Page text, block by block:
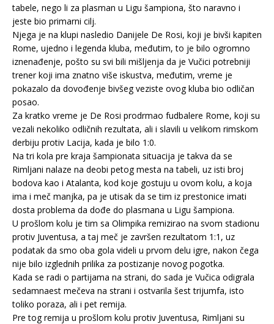
tabele, nego li za plasman u Ligu šampiona, što naravno i
jeste bio primarni cilj.
Njega je na klupi nasledio Danijele De Rosi, koji je bivši kapiten
Rome, ujedno i legenda kluba, međutim, to je bilo ogromno
iznenađenje, pošto su svi bili mišljenja da je Vučici potrebniji
trener koji ima znatno više iskustva, međutim, vreme je
pokazalo da dovođenje bivšeg veziste ovog kluba bio odličan
posao.
Za kratko vreme je De Rosi prodrmao fudbalere Rome, koji su
vezali nekoliko odličnih rezultata, ali i slavili u velikom rimskom
derbiju protiv Lacija, kada je bilo 1:0.
Na tri kola pre kraja šampionata situacija je takva da se
Rimljani nalaze na deobi petog mesta na tabeli, uz isti broj
bodova kao i Atalanta, kod koje gostuju u ovom kolu, a koja
ima i meč manjka, pa je utisak da se tim iz prestonice imati
dosta problema da dođe do plasmana u Ligu šampiona.
U prošlom kolu je tim sa Olimpika remizirao na svom stadionu
protiv Juventusa, a taj meč je završen rezultatom 1:1, uz
podatak da smo oba gola videli u prvom delu igre, nakon čega
nije bilo izglednih prilika za postizanje novog pogotka.
Kada se radi o partijama na strani, do sada je Vučica odigrala
sedamnaest mečeva na strani i ostvarila šest trijumfa, isto
toliko poraza, ali i pet remija.
Pre tog remija u prošlom kolu protiv Juventusa, Rimljani su